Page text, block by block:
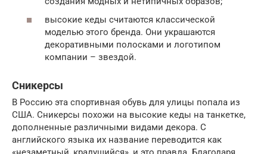
высокие кеды считаются классической
моделью этого бренда. Они украшаются
декоративными полосками и логотипом
компании – звездой.
Сникерсы
В Россию эта спортивная обувь для улицы попала из
США. Сникерсы похожи на высокие кеды на танкетке,
дополненные различными видами декора. С
английского языка их название переводится как